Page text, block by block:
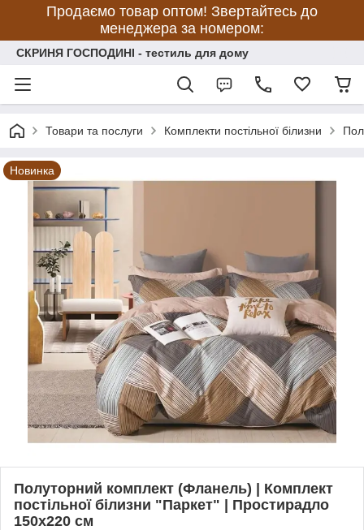
Продаємо товар оптом! Звертайтесь до
менеджера за номером:
СКРИНЯ ГОСПОДИНІ - тестиль для дому
Товари та послуги Комплекти постільної білизни
Новинка
Полуторний комплект (Фланель) | Комплект
постільної білизни "Паркет" | Простирадло
150х220 см